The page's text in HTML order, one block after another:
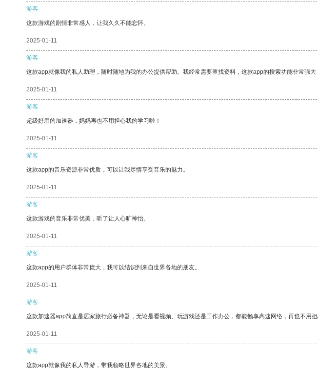
游客
这款游戏的剧情非常感人，让我久久不能忘怀。
2025-01-11
游客
这款app就像我的私人助理，随时随地为我的办公提供帮助。我经常需要查找资料，这款app的搜索功能非常强大
2025-01-11
游客
超级好用的加速器，妈妈再也不用担心我的学习啦！
2025-01-11
游客
这款app的音乐资源非常优质，可以让我尽情享受音乐的魅力。
2025-01-11
游客
这款游戏的音乐非常优美，听了让人心旷神怡。
2025-01-11
游客
这款app的用户群体非常庞大，我可以结识到来自世界各地的朋友。
2025-01-11
游客
这款加速器app简直是居家旅行必备神器，无论是看视频、玩游戏还是工作办公，都能畅享高速网络，再也不用
2025-01-11
游客
这款app就像我的私人导游，带我领略世界各地的美景。